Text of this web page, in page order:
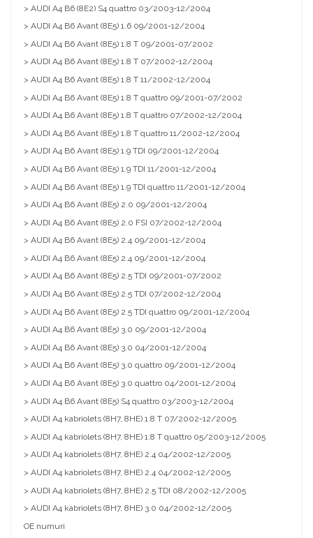
> AUDI A4 B6 (8E2) S4 quattro 03/2003-12/2004
> AUDI A4 B6 Avant (8E5) 1.6 09/2001-12/2004
> AUDI A4 B6 Avant (8E5) 1.8 T 09/2001-07/2002
> AUDI A4 B6 Avant (8E5) 1.8 T 07/2002-12/2004
> AUDI A4 B6 Avant (8E5) 1.8 T 11/2002-12/2004
> AUDI A4 B6 Avant (8E5) 1.8 T quattro 09/2001-07/2002
> AUDI A4 B6 Avant (8E5) 1.8 T quattro 07/2002-12/2004
> AUDI A4 B6 Avant (8E5) 1.8 T quattro 11/2002-12/2004
> AUDI A4 B6 Avant (8E5) 1.9 TDI 09/2001-12/2004
> AUDI A4 B6 Avant (8E5) 1.9 TDI 11/2001-12/2004
> AUDI A4 B6 Avant (8E5) 1.9 TDI quattro 11/2001-12/2004
> AUDI A4 B6 Avant (8E5) 2.0 09/2001-12/2004
> AUDI A4 B6 Avant (8E5) 2.0 FSI 07/2002-12/2004
> AUDI A4 B6 Avant (8E5) 2.4 09/2001-12/2004
> AUDI A4 B6 Avant (8E5) 2.4 09/2001-12/2004
> AUDI A4 B6 Avant (8E5) 2.5 TDI 09/2001-07/2002
> AUDI A4 B6 Avant (8E5) 2.5 TDI 07/2002-12/2004
> AUDI A4 B6 Avant (8E5) 2.5 TDI quattro 09/2001-12/2004
> AUDI A4 B6 Avant (8E5) 3.0 09/2001-12/2004
> AUDI A4 B6 Avant (8E5) 3.0 04/2001-12/2004
> AUDI A4 B6 Avant (8E5) 3.0 quattro 09/2001-12/2004
> AUDI A4 B6 Avant (8E5) 3.0 quattro 04/2001-12/2004
> AUDI A4 B6 Avant (8E5) S4 quattro 03/2003-12/2004
> AUDI A4 kabriolets (8H7, 8HE) 1.8 T 07/2002-12/2005
> AUDI A4 kabriolets (8H7, 8HE) 1.8 T quattro 05/2003-12/2005
> AUDI A4 kabriolets (8H7, 8HE) 2.4 04/2002-12/2005
> AUDI A4 kabriolets (8H7, 8HE) 2.4 04/2002-12/2005
> AUDI A4 kabriolets (8H7, 8HE) 2.5 TDI 08/2002-12/2005
> AUDI A4 kabriolets (8H7, 8HE) 3.0 04/2002-12/2005
OE numuri